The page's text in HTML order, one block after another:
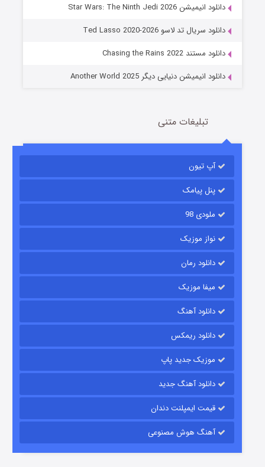
قسمت14 (زیرنویس) منتشر شد
رویایی برای تو
قسمت
دانلود انیمیشن Star Wars: The Ninth Jedi 2026
دانلود سریال تد لاسو Ted Lasso 2020-2026
دانلود مستند Chasing the Rains 2022
دانلود انیمیشن دنیایی دیگر Another World 2025
تبلیغات متنی
آپ تیون
پنل پیامک
ملودی 98
نواز موزیک
دانلود رمان
میفا موزیک
دانلود آهنگ
دانلود ریمکس
موزیک جدید پاپ
دانلود آهنگ جدید
قیمت ایمپلنت دندان
آهنگ هوش مصنوعی